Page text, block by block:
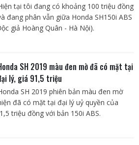
tại tôi đang có khoảng 100 triệu đồng
đang phân vẫn giữa Honda SH150i ABS
giả Hoàng Quân - Hà Nội).
SH 2019 màu đen mờ đã có mặt tại
lý, giá 91,5 triệu
SH 2019 phiên bản màu đen mờ
đã có mặt tại đại lý uỷ quyền của
triệu đồng với bản 150i ABS.